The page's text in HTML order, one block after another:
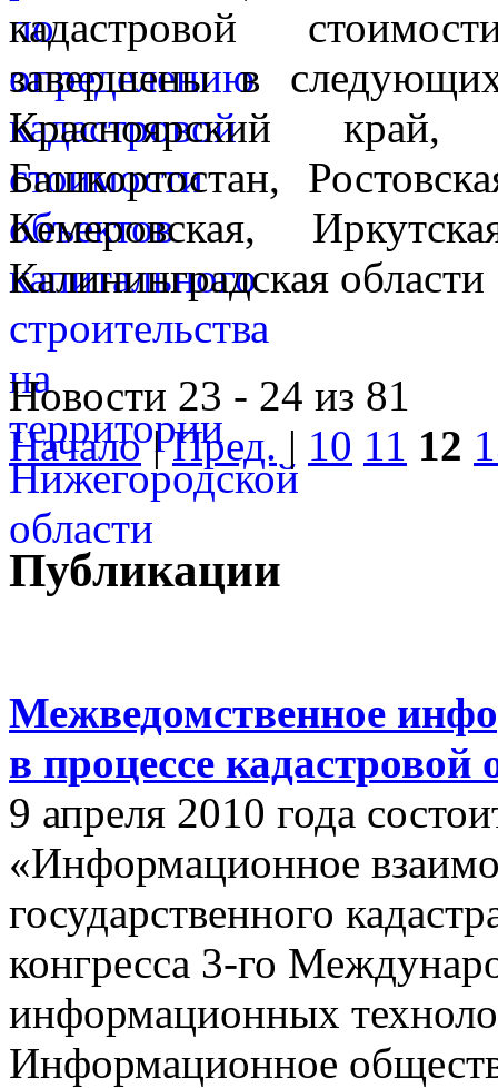
кадастровой
завершены в
Красноярский
Башкортостан,
Кемеровская,
Калининградская области
Новости 23 - 24 из 81
Начало|Пред. | 10 11 12
Публикации
Межведомственное
в процессе
9 апреля 2010 года
«Информационное
государственного
конгресса 3-го
информационных
Информационное